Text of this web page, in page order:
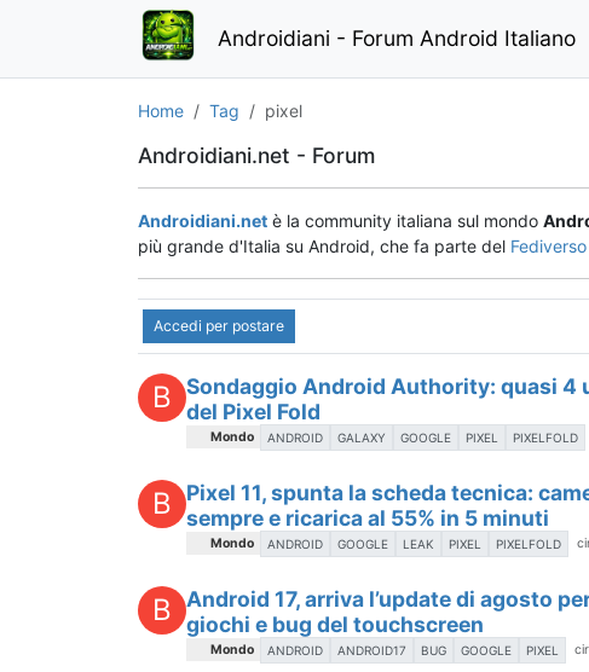
Androidiani - Forum Android Italiano
Home Tag pixel
Androidiani.net - Forum
Androidiani.net è la community italiana sul mondo
più grande d'Italia su Android, che fa parte del Fediverso
Accedi per postare
B
Sondaggio Android Authority: quasi 4
del Pixel Fold
Mondo ANDROID GALAXY GOOGLE PIXEL PIXELFOLD
B
Pixel 11, spunta la scheda tecnica:
sempre e ricarica al 55% in 5 minuti
Mondo ANDROID GOOGLE LEAK PIXEL PIXELFOLD
B
Android 17, arriva l’update di agosto
giochi e bug del touchscreen
Mondo ANDROID ANDROID17 BUG GOOGLE PIXEL